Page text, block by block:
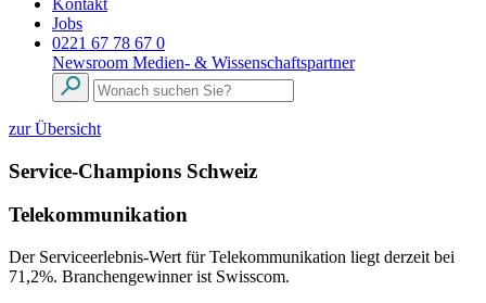
Kontakt
Jobs
0221 67 78 67 0
Newsroom Medien- & Wissenschaftspartner
zur Übersicht
Service-Champions Schweiz
Telekommunikation
Der Serviceerlebnis-Wert für Telekommunikation liegt derzeit bei
71,2%. Branchengewinner ist Swisscom.